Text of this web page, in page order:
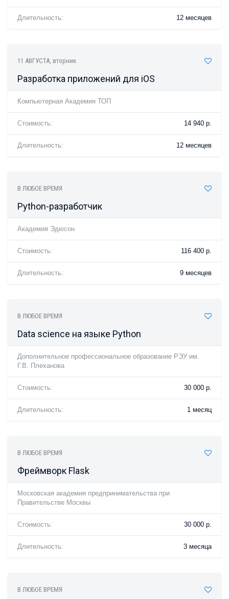
Длительность: 12 месяцев
11 АВГУСТА, вторник
Разработка приложений для iOS
Компьютерная Академия ТОП
Стоимость: 14 940 р.
Длительность: 12 месяцев
В ЛЮБОЕ ВРЕМЯ
Python-разработчик
Академия Эдюсон
Стоимость: 116 400 р.
Длительность: 9 месяцев
В ЛЮБОЕ ВРЕМЯ
Data science на языке Python
Дополнительное профессиональное образование РЭУ им.
Г.В. Плеханова
Стоимость: 30 000 р.
Длительность: 1 месяц
В ЛЮБОЕ ВРЕМЯ
Фреймворк Flask
Московская академия предпринимательства при
Правительстве Москвы
Стоимость: 30 000 р.
Длительность: 3 месяца
В ЛЮБОЕ ВРЕМЯ